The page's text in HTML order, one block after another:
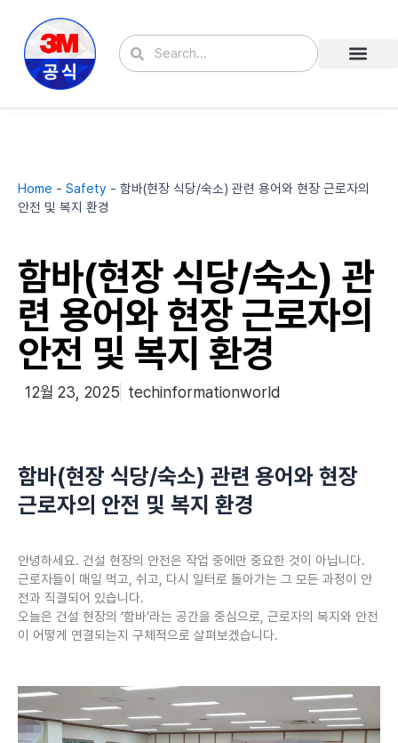
Search
Home - Safety - 함바(현장 식당/숙소) 관련 용어와 현장 근로자의
안전 및 복지 환경
함바(현장 식당/숙소) 관
련 용어와 현장 근로자의
안전 및 복지 환경
12월 23, 2025 techinformationworld
함바(현장 식당/숙소) 관련 용어와 현장
근로자의 안전 및 복지 환경
안녕하세요. 건설 현장의 안전은 작업 중에만 중요한 것이 아닙니다.
근로자들이 매일 먹고, 쉬고, 다시 일터로 돌아가는 그 모든 과정이 안
전과 직결되어 있습니다.
오늘은 건설 현장의 ‘함바’라는 공간을 중심으로, 근로자의 복지와 안전
이 어떻게 연결되는지 구체적으로 살펴보겠습니다.